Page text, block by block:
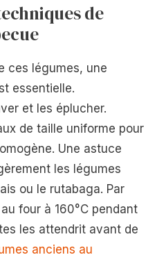
de
ces légumes, une
essentielle.
et les éplucher.
de taille uniforme pour
Une astuce
les légumes
ou le rutabaga. Par
four à 160°C pendant
les attendrit avant de
anciens au